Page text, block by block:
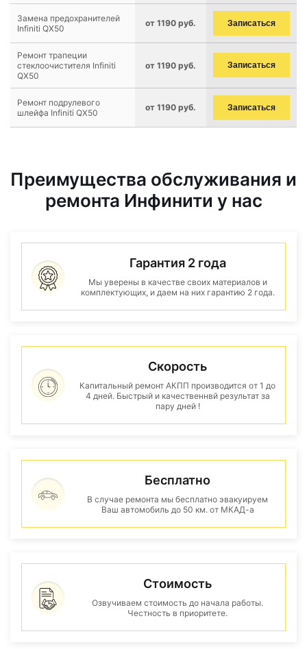
Замена предохранителей
Infiniti QX50
от 1190 руб. Записаться
Ремонт трапеции
стеклоочистителя Infiniti
QX50
от 1190 руб. Записаться
Ремонт подрулевого
шлейфа Infiniti QX50
от 1190 руб. Записаться
Преимущества обслуживания и
ремонта Инфинити у нас
Гарантия 2 года
Мы уверены в качестве своих материалов и
комплектующих, и даем на них гарантию 2 года.
Скорость
Капитальный ремонт АКПП производится от 1 до
4 дней. Быстрый и качественнвй результат за
пару дней !
Бесплатно
В случае ремонта мы бесплатно эвакуируем
Ваш автомобиль до 50 км. от МКАД-а
Стоимость
Озвучиваем стоимость до начала работы.
Честность в приоритете.